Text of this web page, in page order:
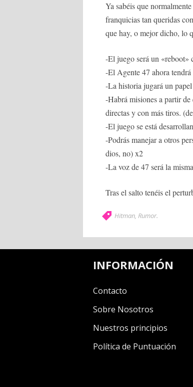
Ya sabéis que
franquicias tan queridas
que hay, o mejor dicho, lo
-El juego será un «reboot»
-El Agente 47 ahora tendrá
-La historia jugará un
-Habrá misiones a partir de
directas y con más tiros.
-El juego se está
-Podrás manejar a otros
dios, no) x2
-La voz de 47 será la
Tras el salto tenéis el
Hitman, Rumor.
INFORMACIÓN
Contacto
Sobre Nosotros
Nuestros principios
Política de Puntuación